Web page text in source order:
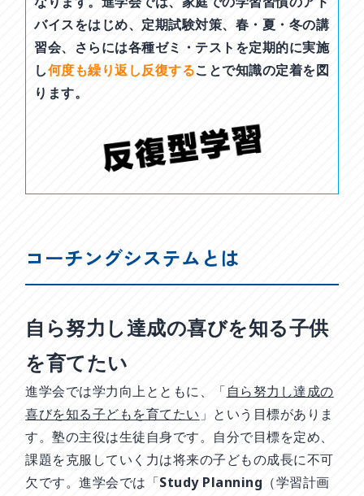
バイスをはじめ、定期試験対策、春・夏・冬の講
習会、さらには各種ゼミ・テストを定期的に実施
し何度も繰り返し反復することで知識の定着を図
ります。
コーチングシステムとは
自ら努力し達成の喜びを知る子供
を育てたい
進学会では学力向上とともに、「自ら努力し達成の
喜びを知る子どもを育てたい 」という目標がありま
す。塾の主役は生徒自身です。自分で目標を定め、
課題を克服していく力は将来の子どもの成長に不可
欠です。進学会では「Study Planning（学習計画